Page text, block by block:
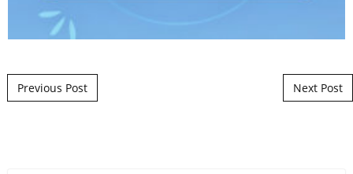
Post navigation
Previous Post Next Post